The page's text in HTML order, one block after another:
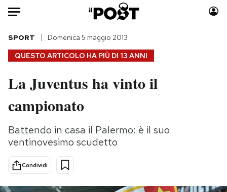
Auto
HOME
Italia
Politica
Tecnologia
Internet
Scienza
Cultura
Economia
Moda
Storie/Idee
Altrecose
QUESTO ARTICOLO HA PIÙ DI 13 ANNI
SPORT Domenica 5 maggio 2013
La Juventus ha vinto il
campionato
Battendo in casa il Palermo: è il suo
ventinovesimo scudetto
Condividi